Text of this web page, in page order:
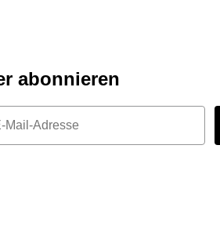
abonnieren